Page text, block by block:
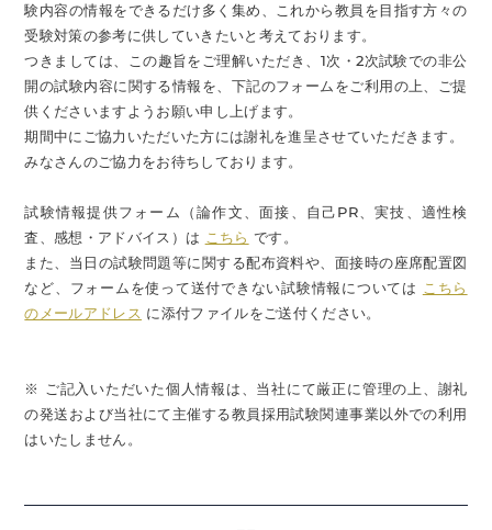
験内容の情報をできるだけ多く集め、これから教員を目指す方々の
受験対策の参考に供していきたいと考えております。
つきましては、この趣旨をご理解いただき、1次・2次試験での非公
開の試験内容に関する情報を、下記のフォームをご利用の上、ご提
供くださいますようお願い申し上げます。
期間中にご協力いただいた方には謝礼を進呈させていただきます。
みなさんのご協力をお待ちしております。
試験情報提供フォーム（論作文、面接、自己PR、実技、適性検
査、感想・アドバイス）は こちら です。
また、当日の試験問題等に関する配布資料や、面接時の座席配置図
など、フォームを使って送付できない試験情報については
こちら
のメールアドレス に添付ファイルをご送付ください。
※ ご記入いただいた個人情報は、当社にて厳正に管理の上、謝礼
の発送および当社にて主催する教員採用試験関連事業以外での利用
はいたしません。